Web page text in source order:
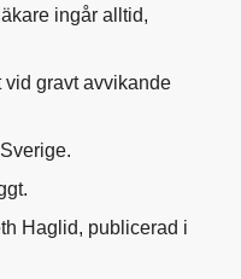
ingår alltid,
vid gravt avvikande
Haglid, publicerad i